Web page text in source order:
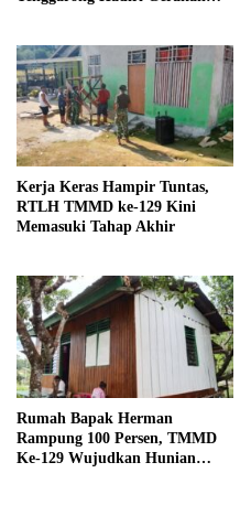
Kerja Keras Hampir Tuntas,
RTLH TMMD ke-129 Kini
Memasuki Tahap Akhir
Rumah Bapak Herman
Rampung 100 Persen, TMMD
Ke-129 Wujudkan Hunian